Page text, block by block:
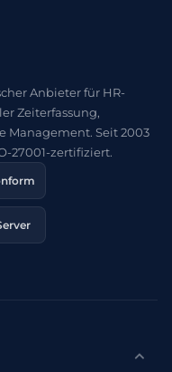
Anbieter für HR-
Zeiterfassung,
Management. Seit 2003
27001-zertifiziert.